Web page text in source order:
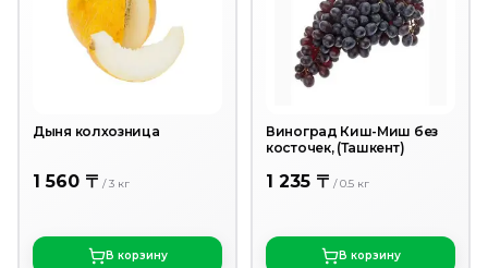
Дыня колхозница
1 560 〒 /3 кг
В корзину
Виноград Киш-Миш без
косточек, (Ташкент)
1 235 〒 /0.5 кг
В корзину